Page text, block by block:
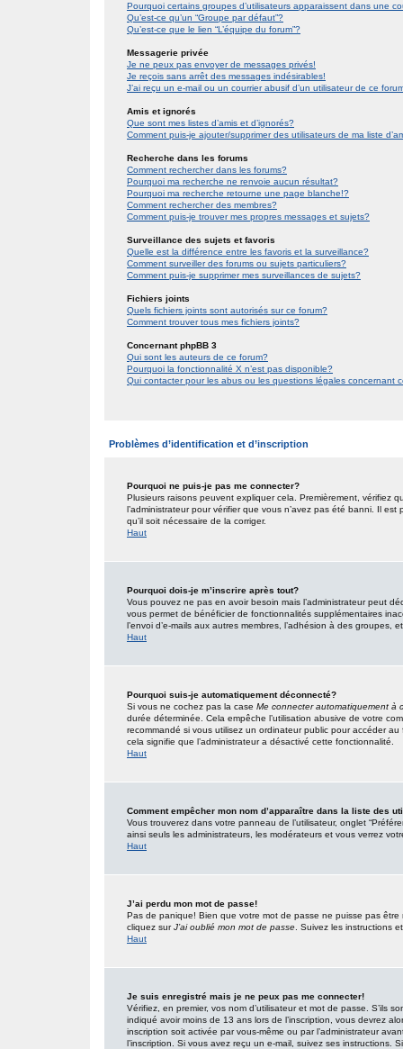
Pourquoi certains groupes d’utilisateurs apparaissent dans une
Qu’est-ce qu’un “Groupe par défaut”?
Qu’est-ce que le lien “L’équipe du forum”?
Messagerie privée
Je ne peux pas envoyer de messages privés!
Je reçois sans arrêt des messages indésirables!
J’ai reçu un e-mail ou un courrier abusif d’un utilisateur de ce
Amis et ignorés
Que sont mes listes d’amis et d’ignorés?
Comment puis-je ajouter/supprimer des utilisateurs de ma liste
Recherche dans les forums
Comment rechercher dans les forums?
Pourquoi ma recherche ne renvoie aucun résultat?
Pourquoi ma recherche retourne une page blanche!?
Comment rechercher des membres?
Comment puis-je trouver mes propres messages et sujets?
Surveillance des sujets et favoris
Quelle est la différence entre les favoris et la surveillance?
Comment surveiller des forums ou sujets particuliers?
Comment puis-je supprimer mes surveillances de sujets?
Fichiers joints
Quels fichiers joints sont autorisés sur ce forum?
Comment trouver tous mes fichiers joints?
Concernant phpBB 3
Qui sont les auteurs de ce forum?
Pourquoi la fonctionnalité X n’est pas disponible?
Qui contacter pour les abus ou les questions légales concernant
Problèmes d’identification et d’inscription
Pourquoi ne puis-je pas me connecter?
Plusieurs raisons peuvent expliquer cela. Premièrement, vérifiez
l’administrateur pour vérifier que vous n’avez pas été banni. Il
qu’il soit nécessaire de la corriger.
Haut
Pourquoi dois-je m’inscrire après tout?
Vous pouvez ne pas en avoir besoin mais l’administrateur peut
vous permet de bénéficier de fonctionnalités supplémentaires
l’envoi d’e-mails aux autres membres, l’adhésion à des groupes,
Haut
Pourquoi suis-je automatiquement déconnecté?
Si vous ne cochez pas la case Me connecter automatiquement à
durée déterminée. Cela empêche l’utilisation abusive de votre
recommandé si vous utilisez un ordinateur public pour accéder
cela signifie que l’administrateur a désactivé cette fonctionnalité.
Haut
Comment empêcher mon nom d’apparaître dans la liste des
Vous trouverez dans votre panneau de l’utilisateur, onglet
ainsi seuls les administrateurs, les modérateurs et vous verrez
Haut
J’ai perdu mon mot de passe!
Pas de panique! Bien que votre mot de passe ne puisse pas
cliquez surJ’ai oublié mon mot de passe . Suivez les instructions
Haut
Je suis enregistré mais je ne peux pas me connecter!
Vérifiez, en premier, vos nom d’utilisateur et mot de passe. S’ils
indiqué avoir moins de 13 ans lors de l’inscription, vous devrez
inscription soit activée par vous-même ou par l’administrateur
l’inscription. Si vous avez reçu un e-mail, suivez ses instructions.